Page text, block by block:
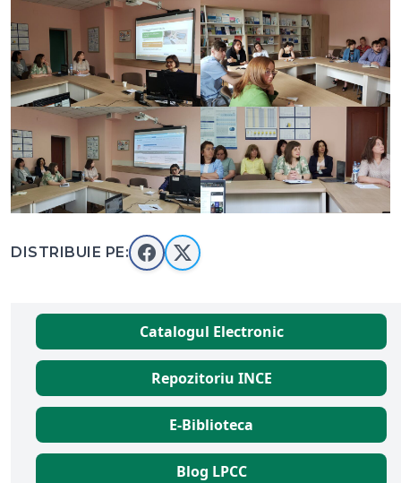
DISTRIBUIE PE:
Catalogul Electronic
Repozitoriu INCE
E-Biblioteca
Blog LPCC